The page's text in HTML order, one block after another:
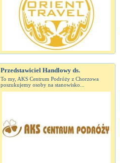
Przedstawiciel Handlowy ds.
To my, AKS Centrum Podróży z Chorzowa
poszukujemy osoby na stanowisko...